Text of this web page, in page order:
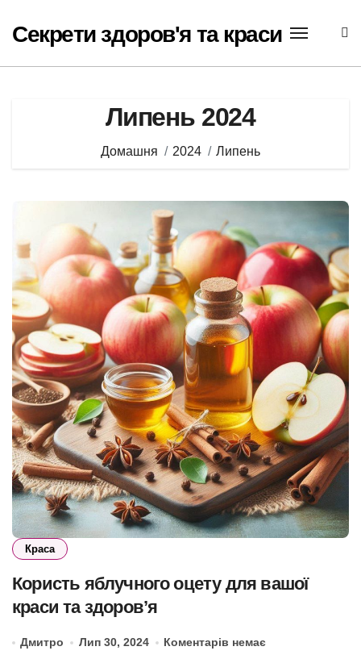
вмісту
Секрети здоров'я та краси
Липень 2024
Домашня 2024 Липень
Краса
Користь яблучного оцету для вашої
краси та здоров’я
Дмитро Лип 30, 2024 Коментарів немає